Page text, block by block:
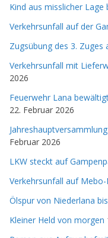
Kind aus misslicher Lage
Verkehrsunfall auf der
Zugsübung des 3.
Verkehrsunfall mit
2026
Feuerwehr Lana
22. Februar 2026
Februar 2026
LKW steckt auf
Verkehrsunfall auf
Ölspur von Niederlana
Kleiner Held von morgen